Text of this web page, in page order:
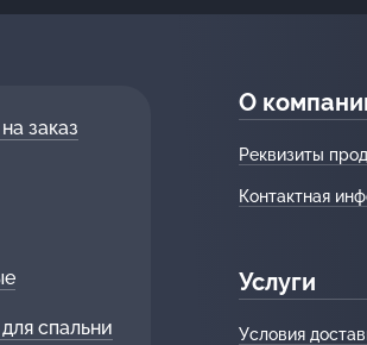
заказ
спальни
О
Реквизиты
Контактная
Услуги
Условия